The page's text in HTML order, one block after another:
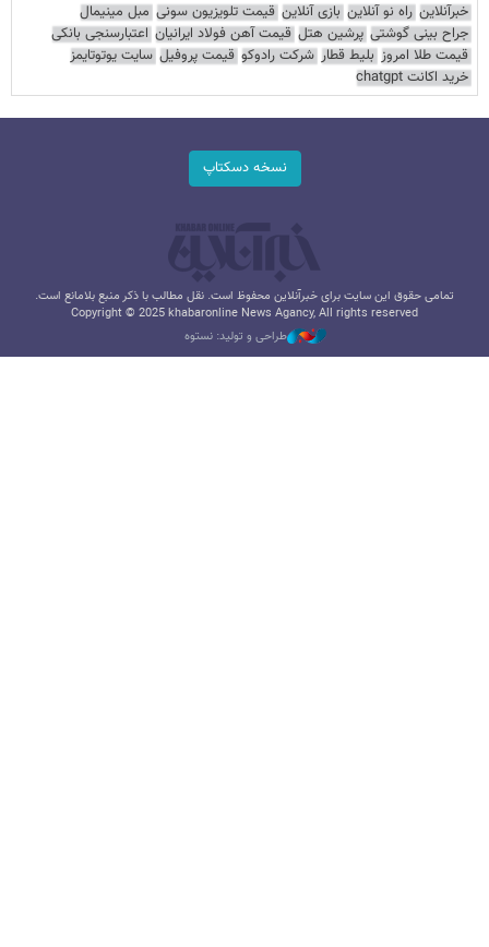
خبرآنلاین راه نو آنلاین بازی آنلاین قیمت تلویزیون سونی مبل مینیمال
جراح بینی گوشتی پرشین هتل قیمت آهن فولاد ایرانیان اعتبارسنجی بانکی
قیمت طلا امروز بلیط قطار شرکت رادوکو قیمت پروفیل سایت یوتوتایمز
خرید اکانت chatgpt
نسخه دسکتاپ
تمامی حقوق این سایت برای خبرآنلاین محفوظ است. نقل مطالب با ذکر منبع بلامانع است.
Copyright © 2025 khabaronline News Agancy, All rights reserved
طراحی و تولید: نستوه